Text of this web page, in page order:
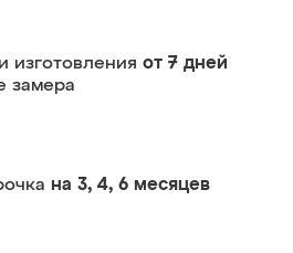
изготовления от 7 дней
замера
на 3, 4, 6 месяцев